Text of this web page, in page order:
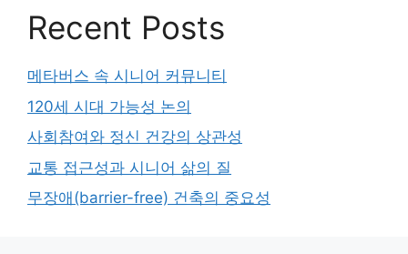
Recent Posts
메타버스 속 시니어 커뮤니티
120세 시대 가능성 논의
사회참여와 정신 건강의 상관성
교통 접근성과 시니어 삶의 질
무장애(barrier-free) 건축의 중요성